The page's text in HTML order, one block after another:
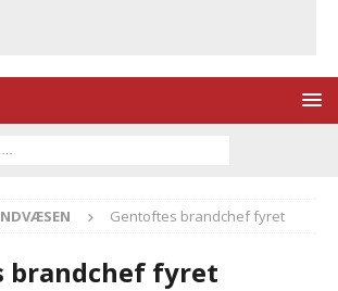
Gentoftes brandchef fyret
brandchef fyret